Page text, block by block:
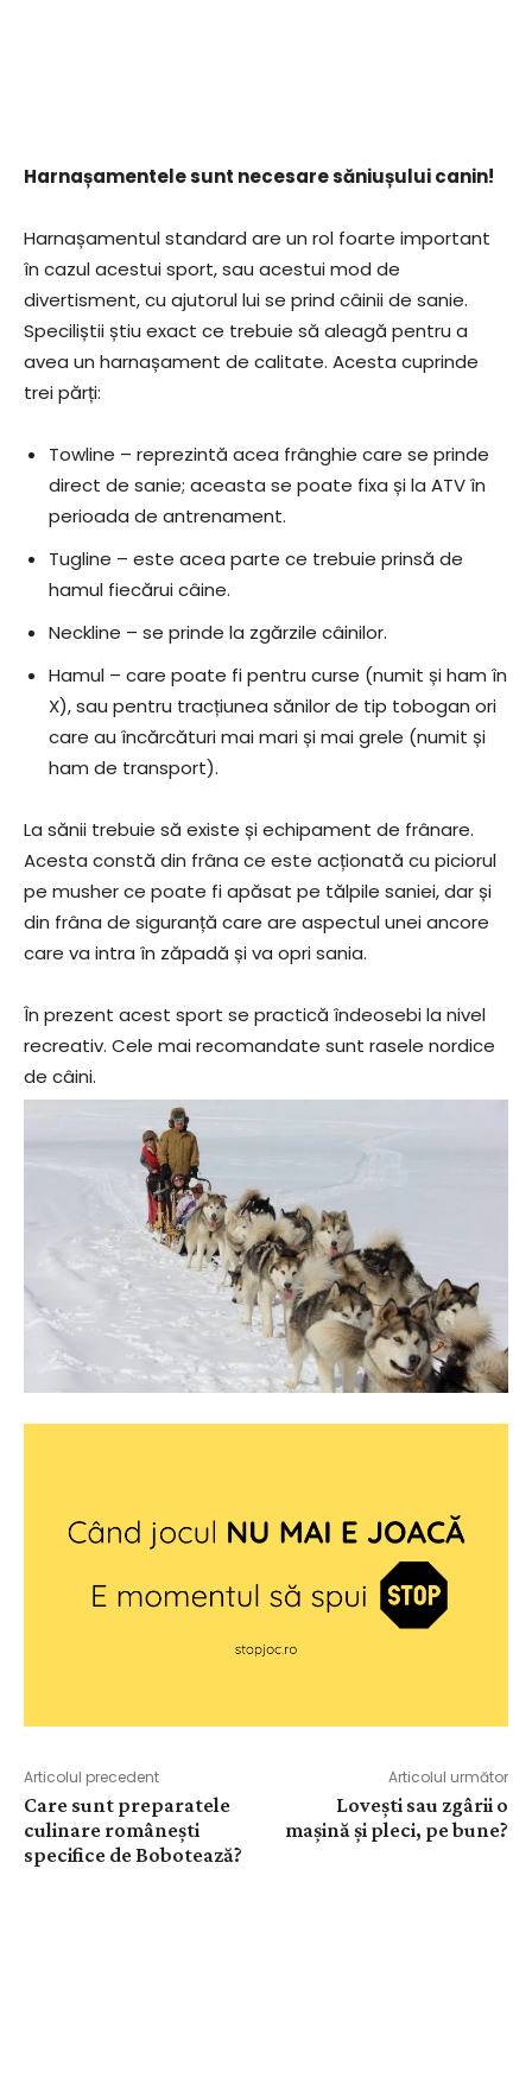
Harnașamentele sunt necesare săniușului canin!
Harnașamentul standard are un rol foarte important
în cazul acestui sport, sau acestui mod de
divertisment, cu ajutorul lui se prind câinii de sanie.
Speciliștii știu exact ce trebuie să aleagă pentru a
avea un harnașament de calitate. Acesta cuprinde
trei părți:
Towline – reprezintă acea frânghie care se prinde
direct de sanie; aceasta se poate fixa și la ATV în
perioada de antrenament.
Tugline – este acea parte ce trebuie prinsă de
hamul fiecărui câine.
Neckline – se prinde la zgărzile câinilor.
Hamul – care poate fi pentru curse (numit și ham în
X), sau pentru tracțiunea sănilor de tip tobogan ori
care au încărcături mai mari și mai grele (numit și
ham de transport).
La sănii trebuie să existe și echipament de frânare.
Acesta constă din frâna ce este acționată cu piciorul
pe musher ce poate fi apăsat pe tălpile saniei, dar și
din frâna de siguranță care are aspectul unei ancore
care va intra în zăpadă și va opri sania.
În prezent acest sport se practică îndeosebi la nivel
recreativ. Cele mai recomandate sunt rasele nordice
de câini.
Articolul precedent
Care sunt preparatele
culinare românești
specifice de Bobotează?
Articolul următor
Lovești sau zgârii o
mașină și pleci, pe bune?